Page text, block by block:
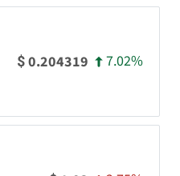
$0.204319 7.02%